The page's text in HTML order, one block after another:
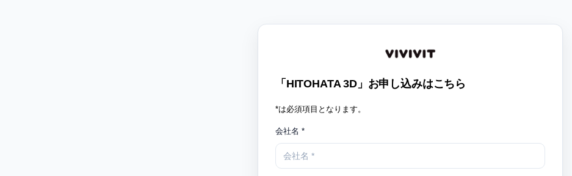
「HITOHATA 3D」お申し込みはこちら
*は必須項目となります。
会社名 *